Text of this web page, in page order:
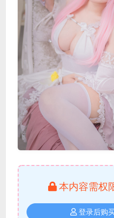
本内容需权
登录后购